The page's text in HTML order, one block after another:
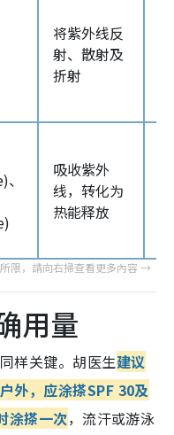
将紫外线反
射、散射及
折射
吸收紫外
线，转化为
热能释放
用量
样关键。 胡医生建议
外，应涂搽SPF 30及
涂搽一次，流汗或游泳